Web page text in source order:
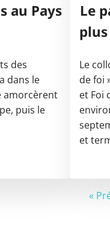
au Pays
des
dans le
amorcèrent
puis le
Le
Le
de foi
et Foi
et
«